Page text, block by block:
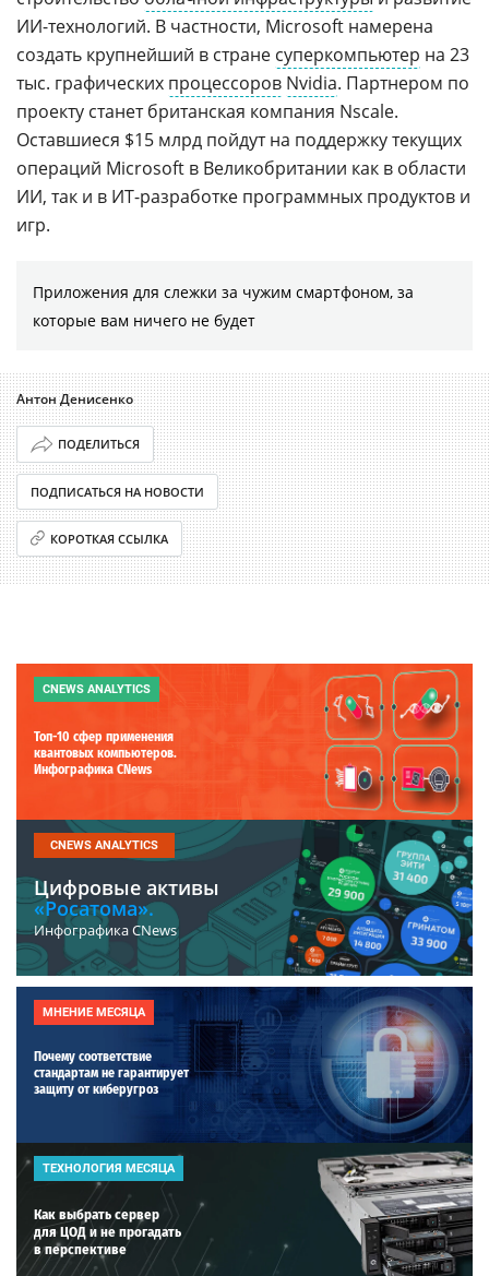
ИИ-технологий. В частности, Microsoft намерена
создать крупнейший в стране суперкомпьютер на 23
тыс. графических процессоров Nvidia. Партнером по
проекту станет британская компания Nscale.
Оставшиеся $15 млрд пойдут на поддержку текущих
операций Microsoft в Великобритании как в области
ИИ, так и в ИТ-разработке программных продуктов и
игр.
Приложения для слежки за чужим смартфоном, за
которые вам ничего не будет
Антон Денисенко
ПОДЕЛИТЬСЯ
ПОДПИСАТЬСЯ НА НОВОСТИ
КОРОТКАЯ ССЫЛКА
CNEWS ANALYTICS
Топ-10 сфер применения
квантовых компьютеров.
Инфографика CNews
CNEWS ANALYTICS
Цифровые активы
«Росатома».
Инфографика CNews
МНЕНИЕ МЕСЯЦА
Почему соответствие
стандартам не гарантирует
защиту от киберугроз
ТЕХНОЛОГИЯ МЕСЯЦА
Как выбрать сервер
для ЦОД и не прогадать
в перспективе